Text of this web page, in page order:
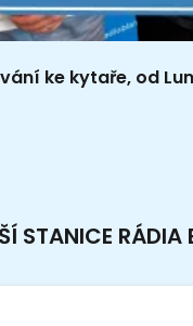
ke kytaře, od
STANICE RÁDIA